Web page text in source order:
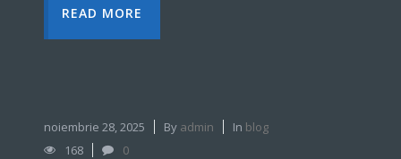
READ MORE
noiembrie 28, 2025 By admin In blog
168
0